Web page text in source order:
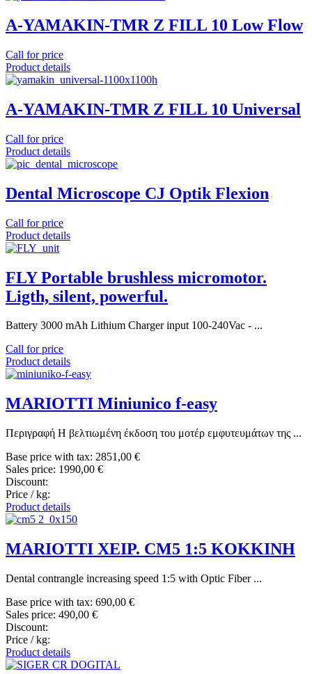
A-YAMAKIN-TMR Z FILL 10 Low Flow
Call for price
Product details
A-YAMAKIN-TMR Z FILL 10 Universal
Call for price
Product details
Dental Microscope CJ Optik Flexion
Call for price
Product details
FLY Portable brushless micromotor.
Ligth, silent, powerful.
Battery 3000 mAh Lithium Charger input 100-240Vac - ...
Call for price
Product details
MARIOTTI Miniunico f-easy
Περιγραφή H βελτιωμένη έκδοση του μοτέρ εμφυτευμάτων της ...
Base price with tax: 2851,00 €
Sales price: 1990,00 €
Discount:
Price / kg:
Product details
MARIOTTI ΧΕΙΡ. CM5 1:5 KOKKINH
Dental contrangle increasing speed 1:5 with Optic Fiber ...
Base price with tax: 690,00 €
Sales price: 490,00 €
Discount:
Price / kg:
Product details